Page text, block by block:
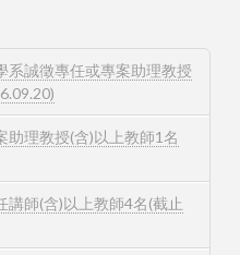
系誠徵專任或專案助理教授
理教授(含)以上教師1名
師(含)以上教師4名(截止